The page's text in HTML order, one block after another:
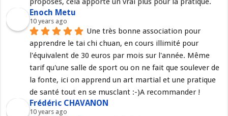
Enoch Metu
10 years ago
Une très bonne association pour
apprendre le tai chi chuan, en cours illimité pour
l'équivalent de 30 euros par mois sur l'année. Même
tarif qu'une salle de sport ou on ne fait que soulever de
la fonte, ici on apprend un art martial et une pratique
de santé tout en se musclant :-)A recommander !
Frédéric CHAVANON
10 years ago